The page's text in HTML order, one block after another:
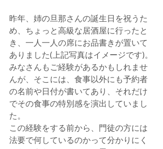
昨年、姉の旦那さんの誕生日を祝うた
め、ちょっと高級な居酒屋に行ったと
き、一人一人の席にお品書きが置いて
ありました(上記写真はイメージです)。
みなさんもご経験があるかもしれませ
んが、そこには、食事以外にも予約者
の名前や日付が書いてあり、それだけ
でその食事の特別感を演出していまし
た。
この経験をする前から、門徒の方には
法要で何しているのかって分かりにく